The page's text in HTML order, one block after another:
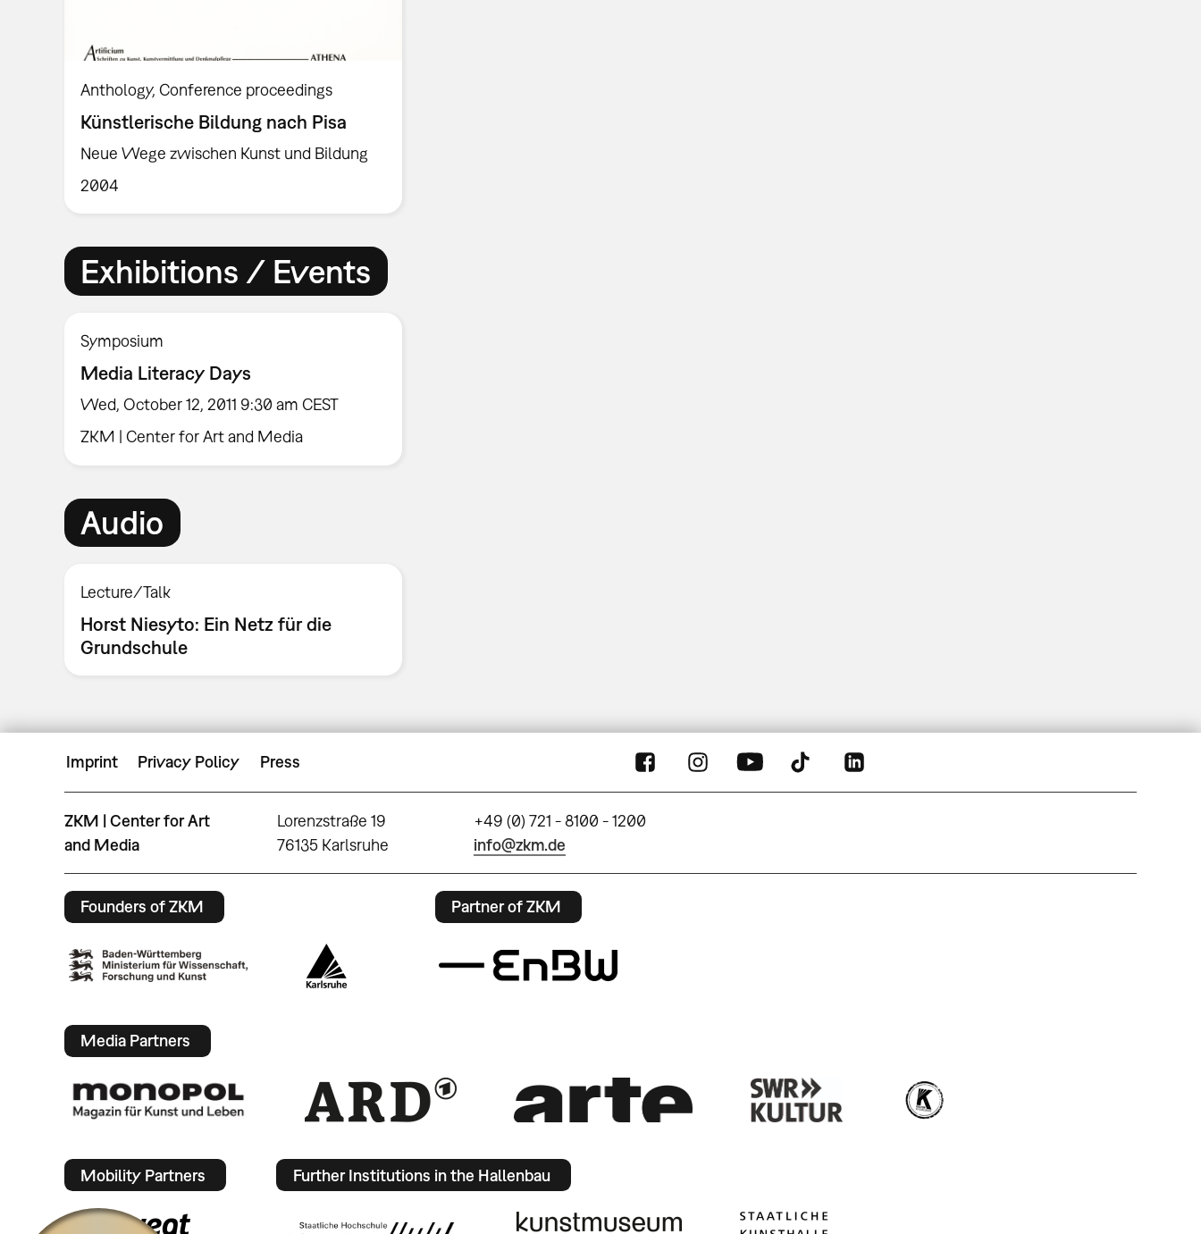
Anthology Conference proceedings
Künstlerische Bildung nach Pisa
Neue Wege zwischen Kunst und Bildung
2004
Exhibitions / Events
Symposium
Media Literacy Days
Wed, October 12, 2011 9:30 am CEST
ZKM | Center for Art and Media
Audio
Lecture/Talk
Horst Niesyto: Ein Netz für die
Grundschule
Imprint Privacy Policy Press
ZKM | Center for Art
and Media
Lorenzstraße 19
76135 Karlsruhe
+49 (0) 721 - 8100 - 1200
info@zkm.de
Founders of ZKM Partner of ZKM
Media Partners
Mobility Partners Further Institutions in the Hallenbau